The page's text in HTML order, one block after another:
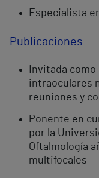
Especialista
Publicaciones
Invitada
intraoculares
reuniones y
Ponente en
por la
Oftalmología
multifocales